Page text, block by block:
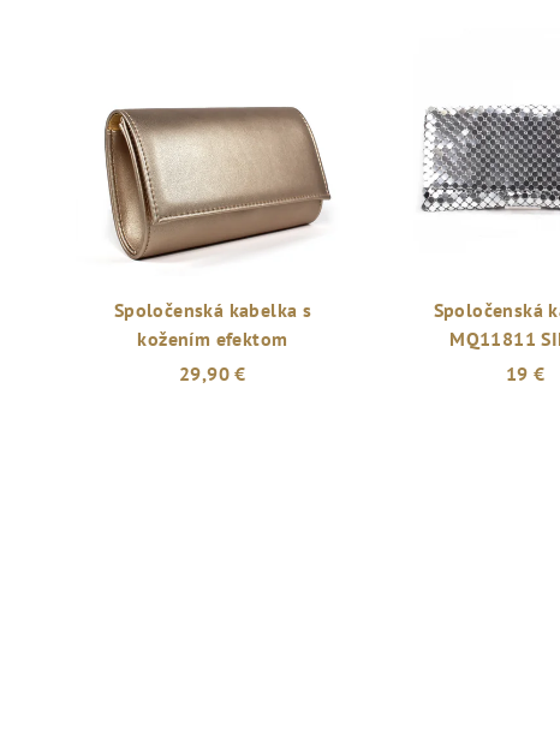
Spoločenská kabelka s
kožením efektom
29,90 €
Spoločenská
MQ11811
19 €